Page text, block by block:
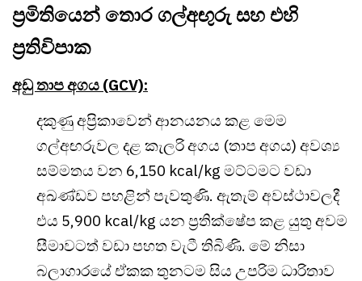
ප්‍රමිතියෙන් තොර ගල්අඟුරු සහ එහි
ප්‍රතිවිපාක
අඩු තාප අගය (GCV):
දකුණු අප්‍රිකාවෙන් ආනයනය කළ මෙම
ගල්අඟරුවල දළ කැලරි අගය (තාප අගය) අවශ්‍ය
සම්මතය වන 6,150 kcal/kg මට්ටමට වඩා
අඛණ්ඩව පහළින් පැවතුණි. ඇතැම් අවස්ථාවලදී
එය 5,900 kcal/kg යන ප්‍රතික්ෂේප කළ යුතු අවම
සීමාවටත් වඩා පහත වැටී තිබිණි. මේ නිසා
බලාගාරයේ ඒකක තුනටම සිය උපරිම ධාරිතාව